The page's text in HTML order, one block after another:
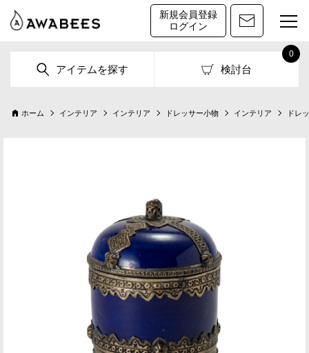
新規会員登録
ログイン
アイテムを探す 検討台
0
ホーム インテリア インテリア ドレッサー小物 インテリア ドレ